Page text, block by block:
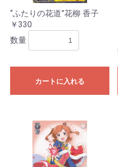
“ふたりの花道”花柳 香子
￥330
数量
カートに入れる